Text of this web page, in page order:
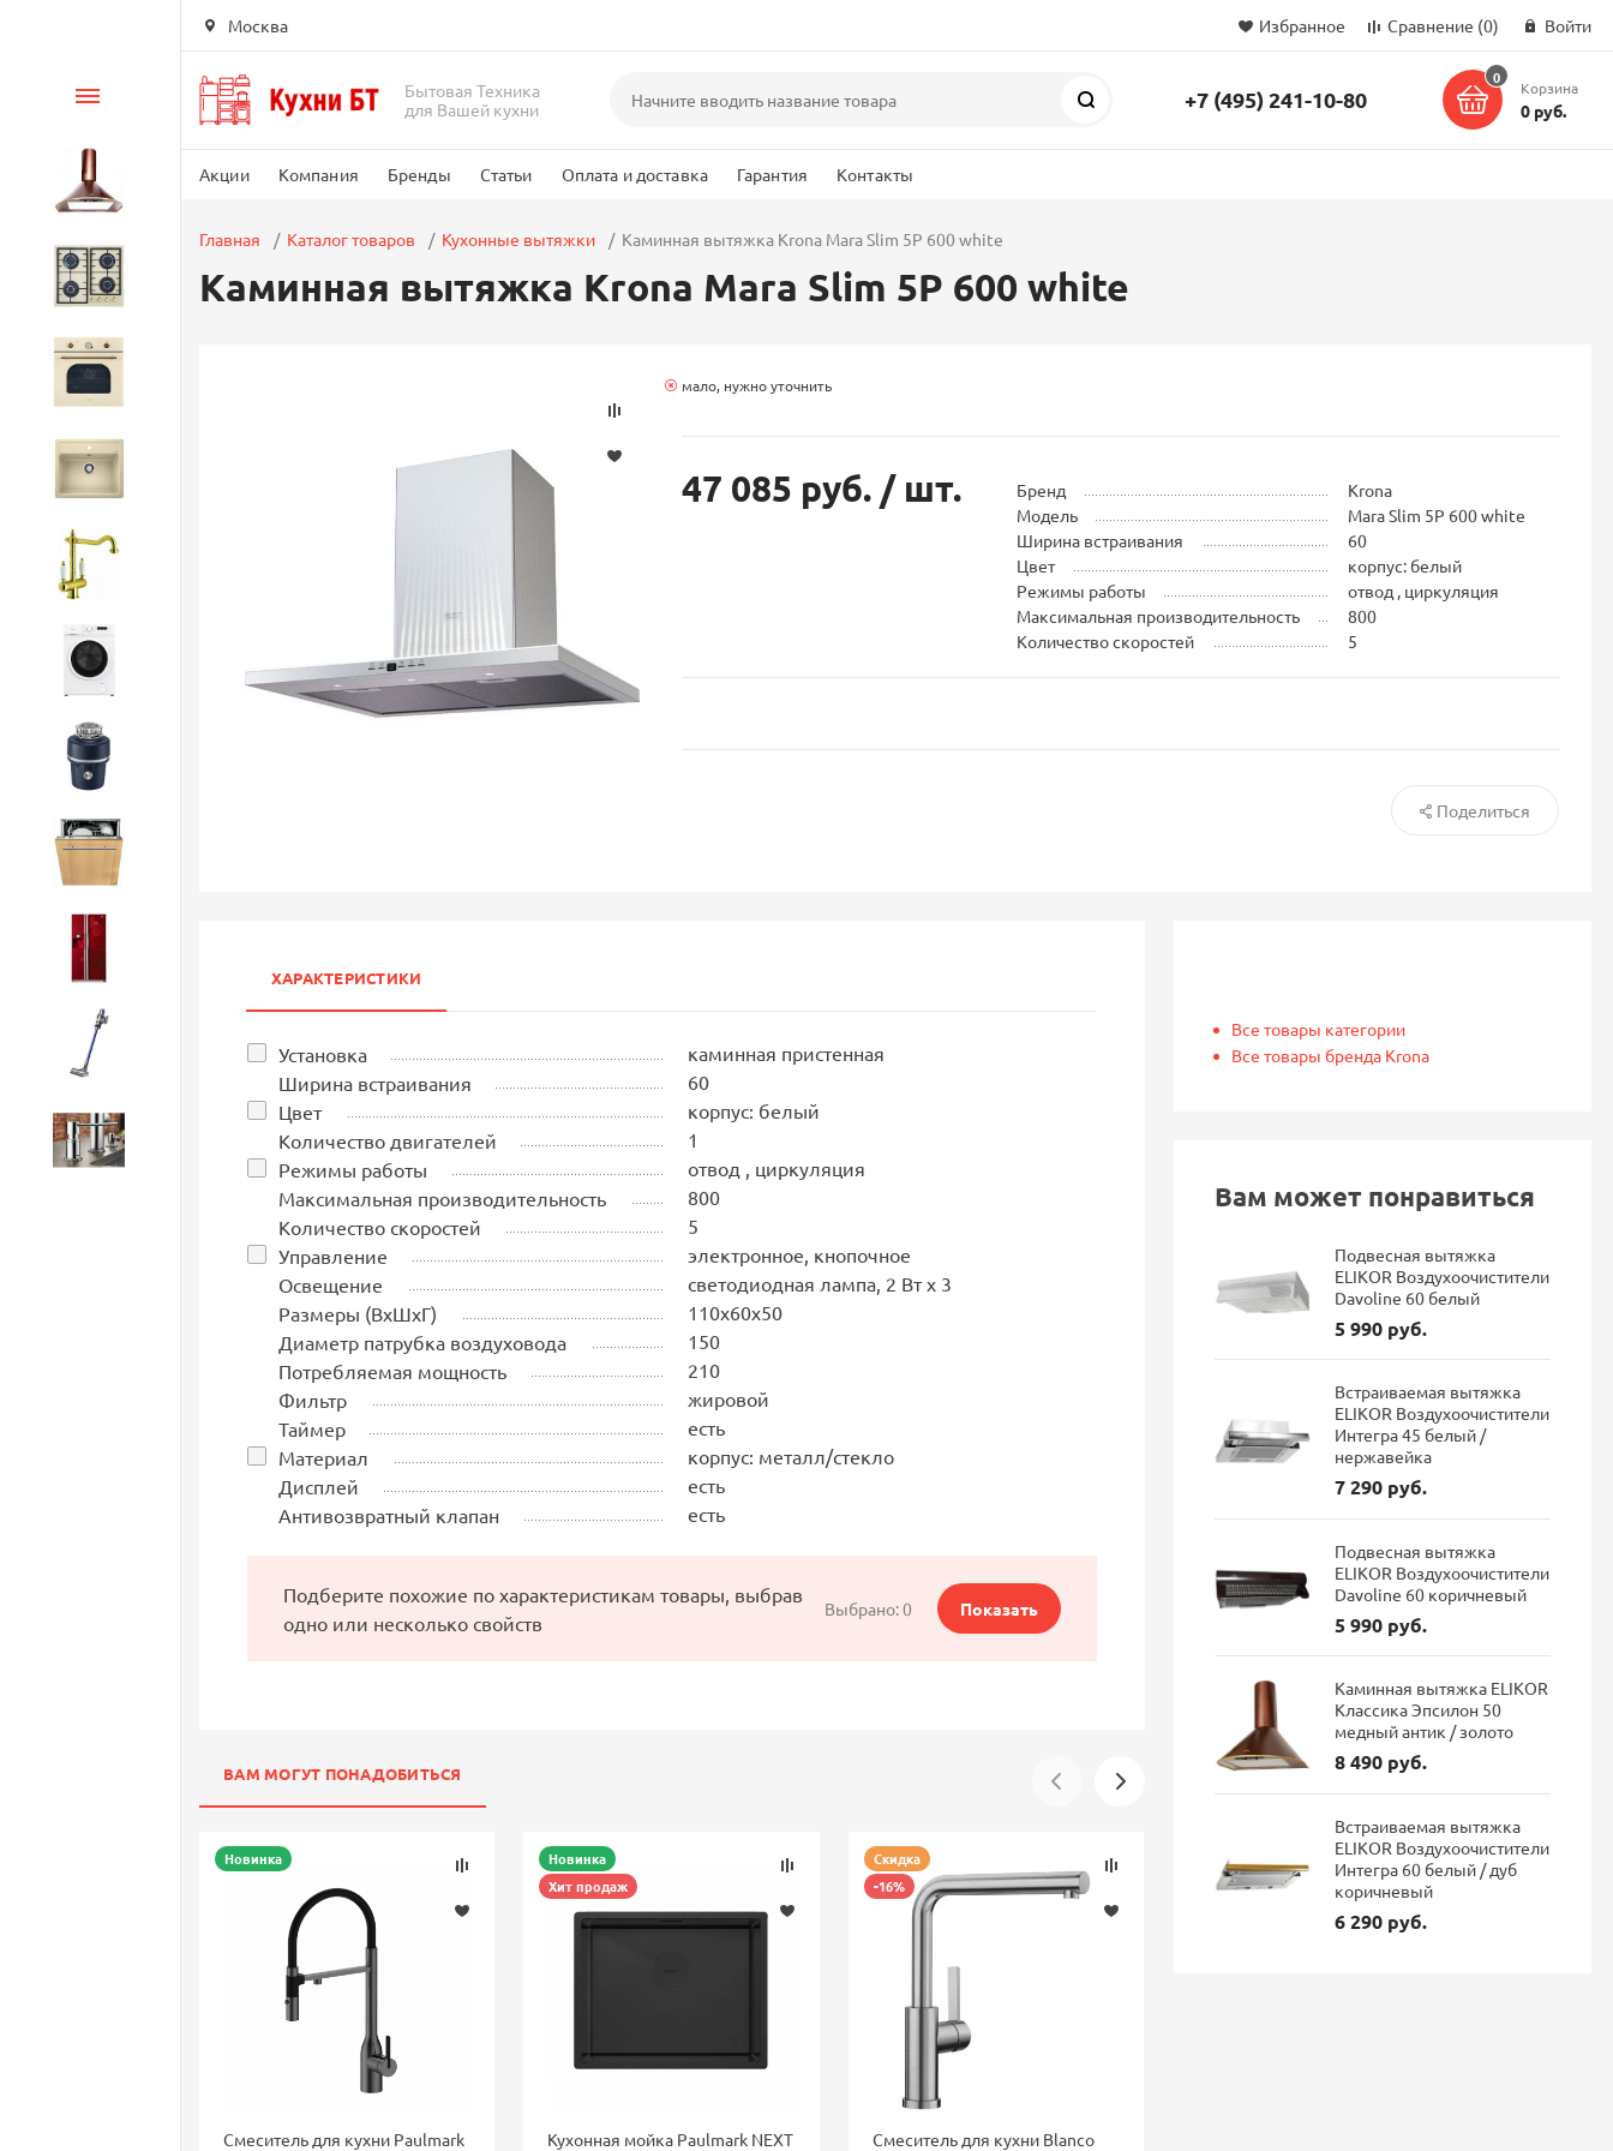
Москва Избранное Сравнение (0) Войти
Бытовая Техника
для Вашей кухни
Поиск +7 (495) 241-10-80
0
Корзина
0 руб.
Акции Компания Бренды Статьи Оплата и доставка Гарантия Контакты
Каталог
Вытяжки
Варочные панели
Бытовая техника
Главная Каталог товаров Кухонные вытяжки Каминная вытяжка Krona Mara Slim 5P 600 white
Каминная вытяжка Krona Mara Slim 5P 600 white
мало, нужно уточнить
47 085 руб. / шт. Бренд
Krona
Модель
Mara Slim 5P 600 white
Ширина встраивания
60
Цвет
корпус: белый
Режимы работы
отвод , циркуляция
Максимальная производительность
800
Количество скоростей
5
Поделиться
ХАРАКТЕРИСТИКИ
Установка
каминная пристенная
Ширина встраивания
60
Цвет
корпус: белый
Количество двигателей
1
Режимы работы
отвод , циркуляция
Максимальная производительность
800
Количество скоростей
5
Управление
электронное, кнопочное
Освещение
светодиодная лампа, 2 Вт х 3
Размеры (ВхШхГ)
110х60х50
Диаметр патрубка воздуховода
150
Потребляемая мощность
210
Фильтр
жировой
Таймер
есть
Материал
корпус: металл/стекло
Дисплей
есть
Антивозвратный клапан
есть
Подберите похожие по характеристикам товары, выбрав
одно или несколько свойств
Выбрано:0 Показать
ВАМ МОГУТ ПОНАДОБИТЬСЯ
Новинка
Смеситель для кухни Paulmark
Новинка
Хит продаж
Кухонная мойка Paulmark NEXT
Скидка
-16%
Смеситель для кухни Blanco
Скидка
-16%
Новинка
Все товары категории
Все товары бренда Krona
Вам может понравиться
Подвесная вытяжка
ELIKOR Воздухоочистители
Davoline 60 белый
5 990 руб.
Встраиваемая вытяжка
ELIKOR Воздухоочистители
Интегра 45 белый /
нержавейка
7 290 руб.
Подвесная вытяжка
ELIKOR Воздухоочистители
Davoline 60 коричневый
5 990 руб.
Каминная вытяжка ELIKOR
Классика Эпсилон 50
медный антик / золото
8 490 руб.
Встраиваемая вытяжка
ELIKOR Воздухоочистители
Интегра 60 белый / дуб
коричневый
6 290 руб.